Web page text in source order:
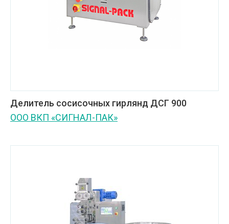
Делитель сосисочных гирлянд ДСГ 900
ООО ВКП «СИГНАЛ-ПАК»